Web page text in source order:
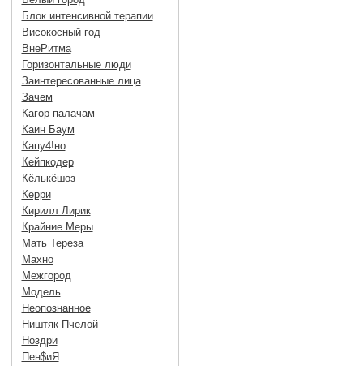
Блок интенсивной терапии
Високосный год
ВнеРитма
Горизонтальные люди
Заинтересованные лица
Зачем
Кагор палачам
Каин Баум
Капу4!но
Кейпкодер
Кёлькёшоз
Керри
Кирилл Лирик
Крайние Меры
Мать Тереза
Махно
Межгород
Модель
Неопознанное
Ништяк Пчелой
Ноздри
Пен$иЯ